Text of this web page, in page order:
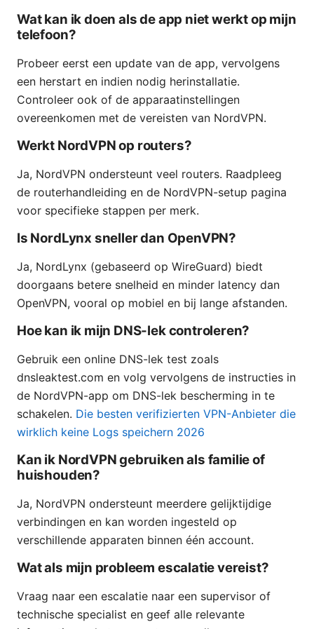
Wat kan ik doen als de app niet werkt op mijn
telefoon?
Probeer eerst een update van de app, vervolgens
een herstart en indien nodig herinstallatie.
Controleer ook of de apparaatinstellingen
overeenkomen met de vereisten van NordVPN.
Werkt NordVPN op routers?
Ja, NordVPN ondersteunt veel routers. Raadpleeg
de routerhandleiding en de NordVPN-setup pagina
voor specifieke stappen per merk.
Is NordLynx sneller dan OpenVPN?
Ja, NordLynx (gebaseerd op WireGuard) biedt
doorgaans betere snelheid en minder latency dan
OpenVPN, vooral op mobiel en bij lange afstanden.
Hoe kan ik mijn DNS-lek controleren?
Gebruik een online DNS-lek test zoals
dnsleaktest.com en volg vervolgens de instructies in
de NordVPN-app om DNS-lek bescherming in te
schakelen. Die besten verifizierten VPN-Anbieter die
wirklich keine Logs speichern 2026
Kan ik NordVPN gebruiken als familie of
huishouden?
Ja, NordVPN ondersteunt meerdere gelijktijdige
verbindingen en kan worden ingesteld op
verschillende apparaten binnen één account.
Wat als mijn probleem escalatie vereist?
Vraag naar een escalatie naar een supervisor of
technische specialist en geef alle relevante